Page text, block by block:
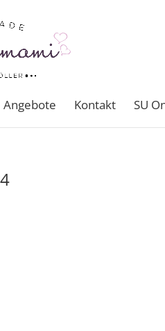
Angebote Kontakt SU